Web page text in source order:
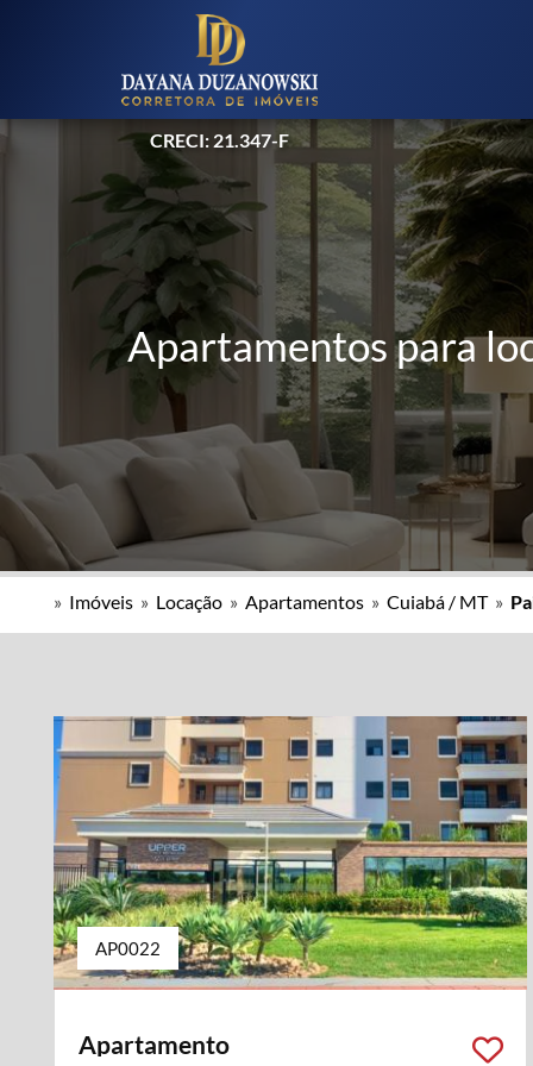
CRECI: 21.347-F
Apartamentos para
» Imóveis » Locação » Apartamentos » Cuiabá / MT»
AP0022
Apartamento